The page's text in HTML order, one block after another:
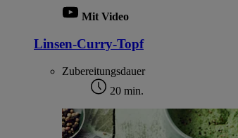
Mit Video
Linsen-Curry-Topf
Zubereitungsdauer
20 min.